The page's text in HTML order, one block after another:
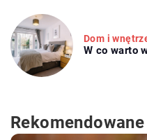
Dom i
W co warto
Rekomendowane